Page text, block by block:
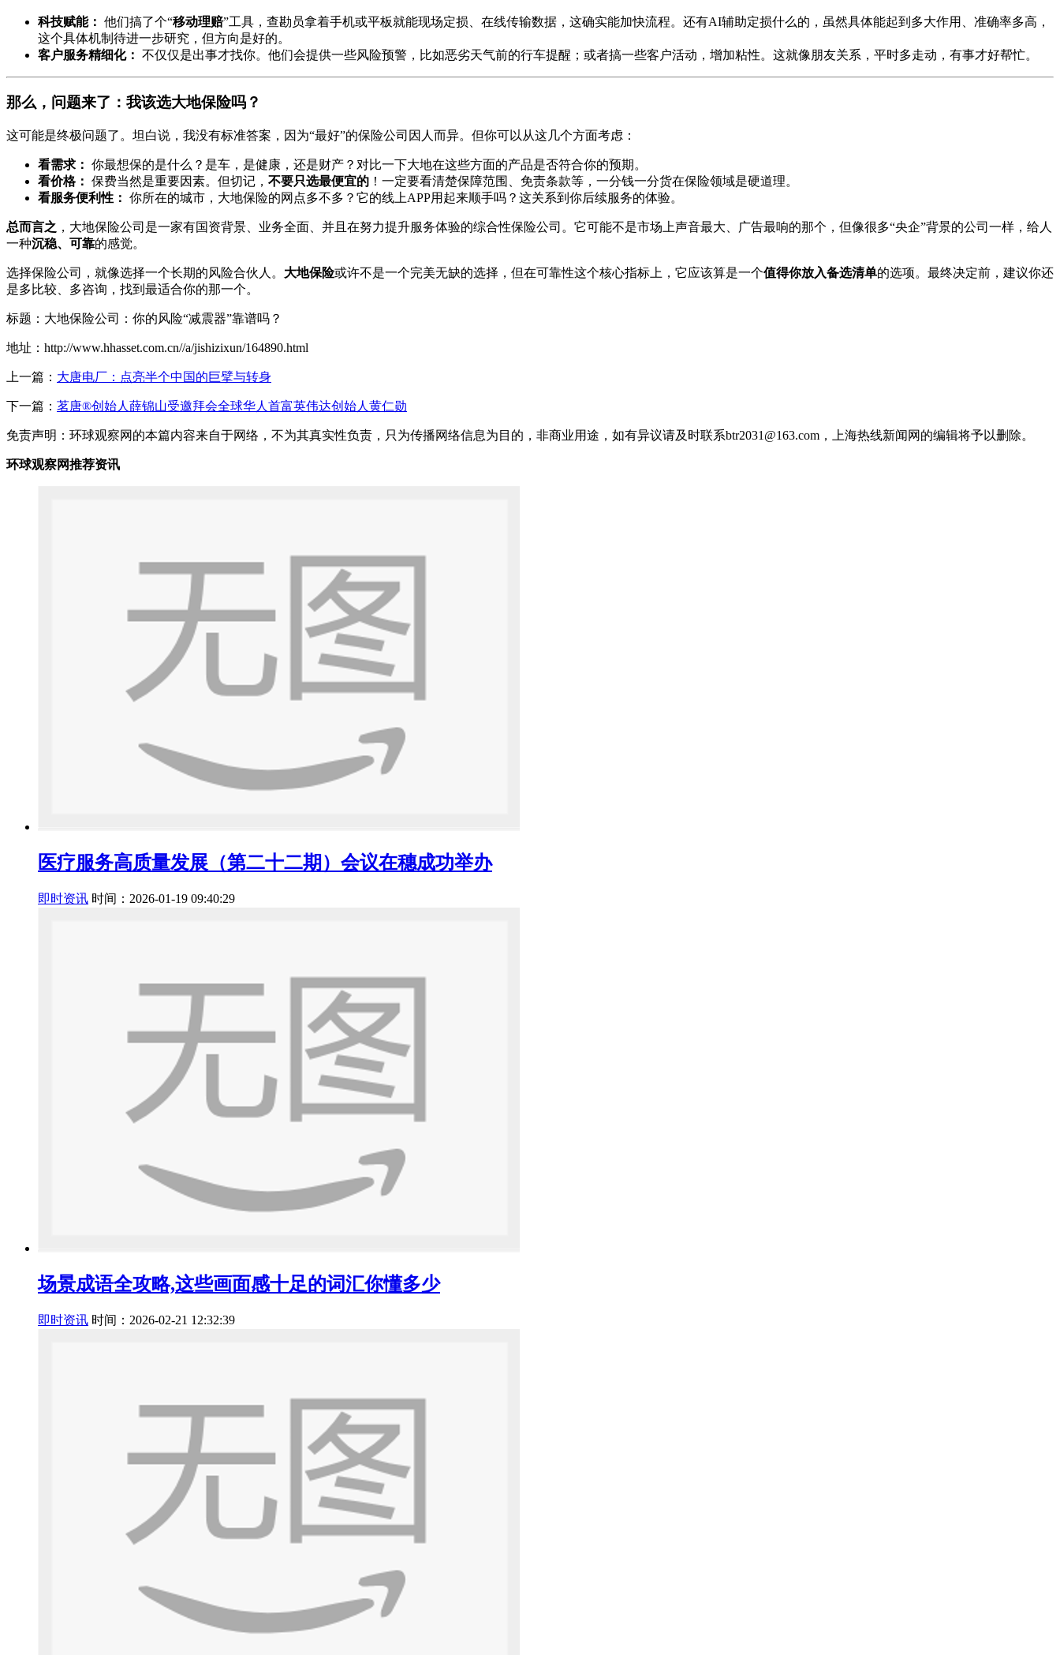
科技赋能： 他们搞了个“移动理赔”工具，查勘员拿着手机或平板就能现场定损、在线传输数据，这确实能加快流程。还有AI辅助定损什么的，虽然具体能起到多大作用、准确率多高，
这个具体机制待进一步研究，但方向是好的。
客户服务精细化： 不仅仅是出事才找你。他们会提供一些风险预警，比如恶劣天气前的行车提醒；或者搞一些客户活动，增加粘性。这就像朋友关系，平时多走动，有事才好帮忙。
那么，问题来了：我该选大地保险吗？
这可能是终极问题了。坦白说，我没有标准答案，因为“最好”的保险公司因人而异。但你可以从这几个方面考虑：
看需求： 你最想保的是什么？是车，是健康，还是财产？对比一下大地在这些方面的产品是否符合你的预期。
看价格： 保费当然是重要因素。但切记， 不要只选最便宜的 ！一定要看清楚保障范围、免责条款等，一分钱一分货在保险领域是硬道理。
看服务便利性： 你所在的城市，大地保险的网点多不多？它的线上APP用起来顺手吗？这关系到你后续服务的体验。
总而言之 ，大地保险公司是一家有国资背景、业务全面、并且在努力提升服务体验的综合性保险公司。它可能不是市场上声音最大、广告最响的那个，但像很多“央企”背景的公司一样，给人
一种沉稳、可靠的感觉。
选择保险公司，就像选择一个长期的风险合伙人。 大地保险或许不是一个完美无缺的选择，但在可靠性这个核心指标上，它应该算是一个值得你放入备选清单的选项。最终决定前，建议你还
是多比较、多咨询，找到最适合你的那一个。
标题：大地保险公司：你的风险“减震器”靠谱吗？
地址：http://www.hhasset.com.cn//a/jishizixun/164890.html
上一篇： 大唐电厂：点亮半个中国的巨擘与转身
下一篇： 茗唐®创始人薛锦山受邀拜会全球华人首富英伟达创始人黄仁勋
免责声明：环球观察网的本篇内容来自于网络，不为其真实性负责，只为传播网络信息为目的，非商业用途，如有异议请及时联系btr2031@163.com，上海热线新闻网的编辑将予以删除。
环球观察网推荐资讯
医疗服务高质量发展（第二十二期）会议在穗成功举办
即时资讯 时间：2026-01-19 09:40:29
场景成语全攻略,这些画面感十足的词汇你懂多少
即时资讯 时间：2026-02-21 12:32:39